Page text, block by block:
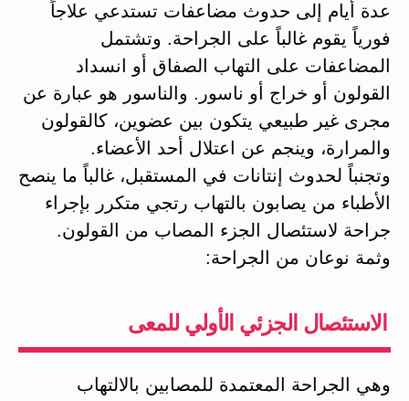
عدة أيام إلى حدوث مضاعفات تستدعي علاجاً
فورياً يقوم غالباً على الجراحة. وتشتمل
المضاعفات على التهاب الصفاق أو انسداد
القولون أو خراج أو ناسور. والناسور هو عبارة عن
مجرى غير طبيعي يتكون بين عضوين، كالقولون
والمرارة، وينجم عن اعتلال أحد الأعضاء.
وتجنباً لحدوث إنتانات في المستقبل، غالباً ما ينصح
الأطباء من يصابون بالتهاب رتجي متكرر بإجراء
جراحة لاستئصال الجزء المصاب من القولون.
وثمة نوعان من الجراحة:
الاستئصال الجزئي الأولي للمعى
وهي الجراحة المعتمدة للمصابين بالالتهاب